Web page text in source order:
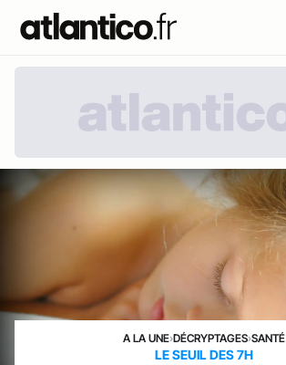
A LA UNE›DÉCRYPTAGES›SANTÉ
LE SEUIL DES 7H